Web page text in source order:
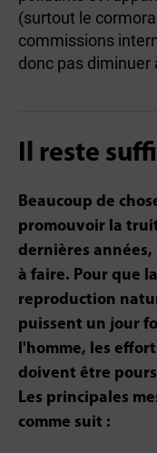
(surtout le
commissions
donc pas diminuer
Il reste
Beaucoup de
promouvoir la
dernières années,
à faire. Pour que
reproduction
puissent un jour
l'homme, les
doivent être
Les principales
comme suit :